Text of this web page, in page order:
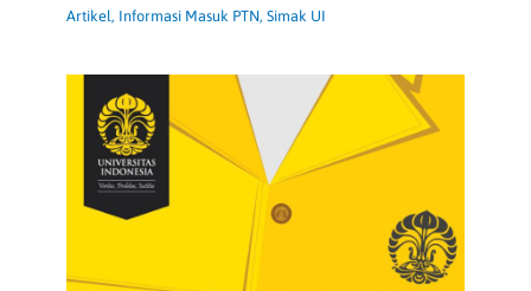
Artikel, Informasi Masuk PTN,Simak UI